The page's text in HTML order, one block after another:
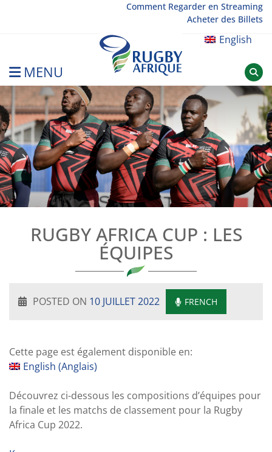
Comment Regarder en Streaming
Acheter des Billets
English
MENU
Rugby Afrique
RUGBY AFRICA CUP : LES
ÉQUIPES
POSTED ON 10 JUILLET 2022 FRENCH
Cette page est également disponible en:
English (Anglais)
Découvrez ci-dessous les compositions d’équipes pour
la finale et les matchs de classement pour la Rugby
Africa Cup 2022.